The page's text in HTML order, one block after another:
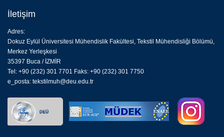
İletişim
Adres:
Dokuz Eylül Üniversitesi Mühendislik Fakültesi, Tekstil Mühendisliği Bölümü,
Merkez Yerleşkesi
35397 Buca / İZMİR
Tel: +90 (232) 301 7701 Faks: +90 (232) 301 7750
e_posta: tekstilmuh@deu.edu.tr